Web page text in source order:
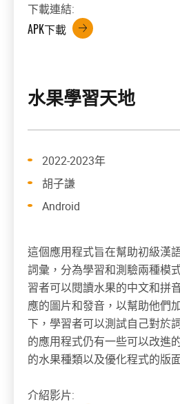
下載連結:
APK下載
水果學習天地
2022-2023年
胡子謙
Android
這個應用程式旨在幫助初級漢
詞彙，分為學習和測驗兩種模
習者可以閱讀水果的中文和拼
應的圖片和發音，以幫助他們
下，學習者可以測試自己對於
的應用程式仍有一些可以改進
的水果種類以及優化程式的版
介紹影片: